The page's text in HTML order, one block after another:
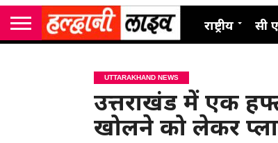
राष्ट्रीय सी
UTTARAKHAND NEWS
उत्तराखंड में एक
खोलने को लेकर